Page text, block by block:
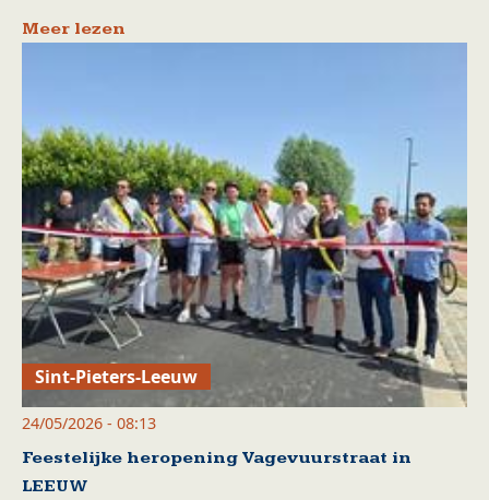
Meer lezen
Sint-Pieters-Leeuw
24/05/2026 - 08:13
Feestelijke heropening Vagevuurstraat in
LEEUW